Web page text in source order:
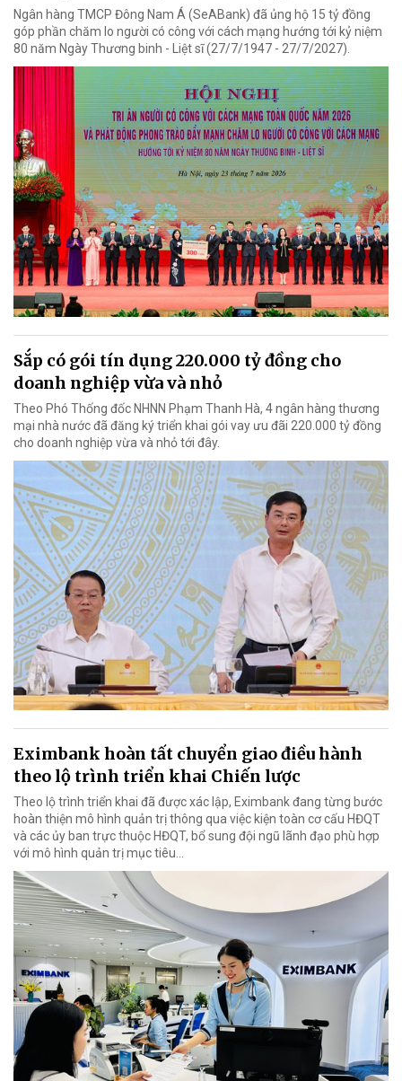
Ngân hàng TMCP Đông Nam Á (SeABank) đã ủng hộ 15 tỷ đồng
góp phần chăm lo người có công với cách mạng hướng tới kỷ niệm
80 năm Ngày Thương binh - Liệt sĩ (27/7/1947 - 27/7/2027).
Sắp có gói tín dụng 220.000 tỷ đồng cho
doanh nghiệp vừa và nhỏ
Theo Phó Thống đốc NHNN Phạm Thanh Hà, 4 ngân hàng thương
mại nhà nước đã đăng ký triển khai gói vay ưu đãi 220.000 tỷ đồng
cho doanh nghiệp vừa và nhỏ tới đây.
Eximbank hoàn tất chuyển giao điều hành
theo lộ trình triển khai Chiến lược
Theo lộ trình triển khai đã được xác lập, Eximbank đang từng bước
hoàn thiện mô hình quản trị thông qua việc kiện toàn cơ cấu HĐQT
và các ủy ban trực thuộc HĐQT, bổ sung đội ngũ lãnh đạo phù hợp
với mô hình quản trị mục tiêu...